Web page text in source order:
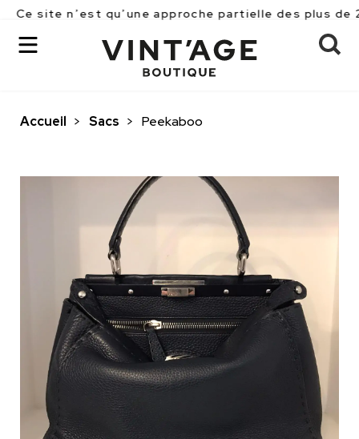
n’est qu’une approche partielle des plus de 2500
Accueil > Sacs > Peekaboo